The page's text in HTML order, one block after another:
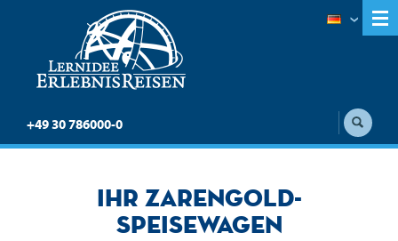
+49 30 786000-0
Ihr Zarengold-
Speisewagen